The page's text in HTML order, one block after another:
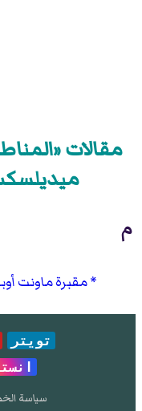
مقالات
م
مقبرة ماونت
تويتر
سياسة